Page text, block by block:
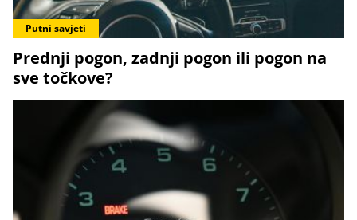
Putni savjeti
Prednji pogon, zadnji pogon ili pogon na
sve točkove?